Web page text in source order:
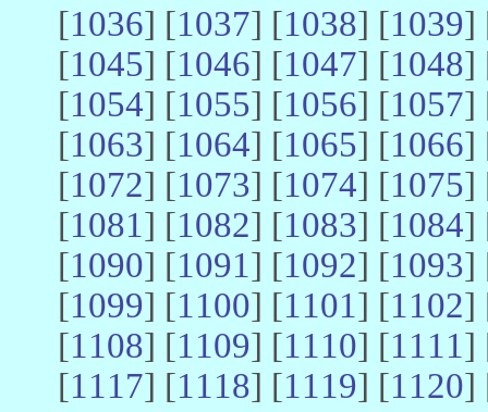
[1036] [1037] [1038] [1039]
[1045] [1046] [1047] [1048]
[1054] [1055] [1056] [1057]
[1063] [1064] [1065] [1066]
[1072] [1073] [1074] [1075]
[1081] [1082] [1083] [1084]
[1090] [1091] [1092] [1093]
[1099] [1100] [1101] [1102]
[1108] [1109] [1110] [1111]
[1117] [1118] [1119] [1120]